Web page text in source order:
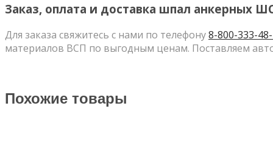
Заказ, оплата и доставка шпал анкерных
Для заказа свяжитесь с нами по телефону8-800-333-
материалов ВСП по выгодным ценам. Поставляем
Похожие товары